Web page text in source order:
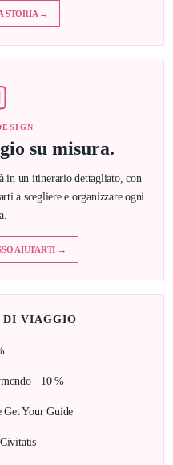
STORIA →
su misura.
in un itinerario dettagliato, con
a scegliere e organizzare ogni
AIUTARTI →
VIAGGIO
- 10 %
Get Your Guide